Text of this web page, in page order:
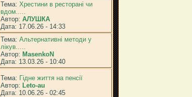
Тема: Хрестини в ресторані чи
вдом.....
Автор: АЛУШКА
Дата: 17.06.26 - 14:33
Тема: Альтернативні методи у
лікув.....
Автор: MasenkoN
Дата: 13.03.26 - 10:40
Тема: Гідне життя на пенсії
Автор: Leto-au
Дата: 10.06.26 - 02:45